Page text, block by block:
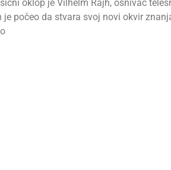
oklop je Vilhelm Rajh, osnivač
je počeo da stvara svoj novi okvir